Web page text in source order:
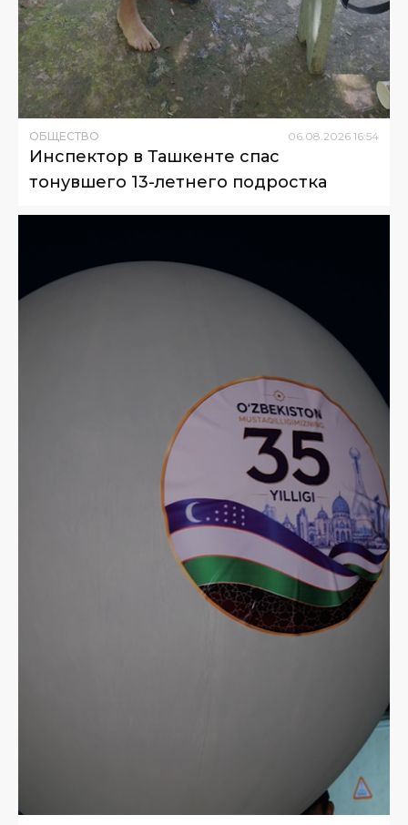
ОБЩЕСТВО 06.08.2026 16:54
Инспектор в Ташкенте спас
тонувшего 13-летнего подростка